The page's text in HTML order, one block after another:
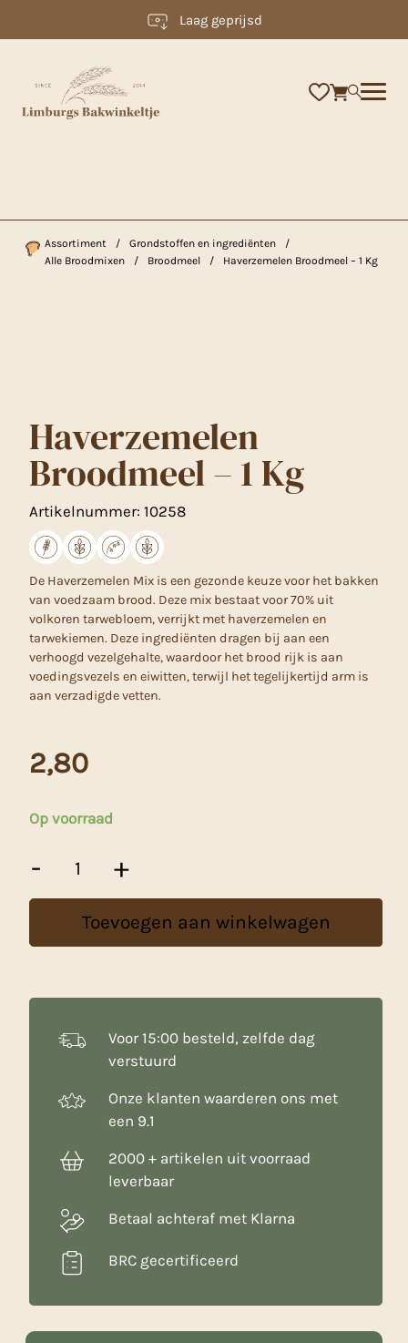
Laag geprijsd
Assortiment / Grondstoffen en ingrediënten
/
Alle Broodmixen
/ Broodmeel / Haverzemelen Broodmeel – 1 Kg
Haverzemelen
Broodmeel – 1 Kg
Artikelnummer: 10258
De Haverzemelen Mix is een gezonde keuze voor het bakken
van voedzaam brood. Deze mix bestaat voor 70% uit
volkoren tarwebloem, verrijkt met haverzemelen en
tarwekiemen. Deze ingrediënten dragen bij aan een
verhoogd vezelgehalte, waardoor het brood rijk is aan
voedingsvezels en eiwitten, terwijl het tegelijkertijd arm is
aan verzadigde vetten.
2,80
Op voorraad
-
Broodmeel
1
aantal
+
Toevoegen aan winkelwagen
Voor 15:00 besteld, zelfde dag
verstuurd
Onze klanten waarderen ons met
een 9.1
2000 + artikelen uit voorraad
leverbaar
Betaal achteraf met Klarna
BRC gecertificeerd